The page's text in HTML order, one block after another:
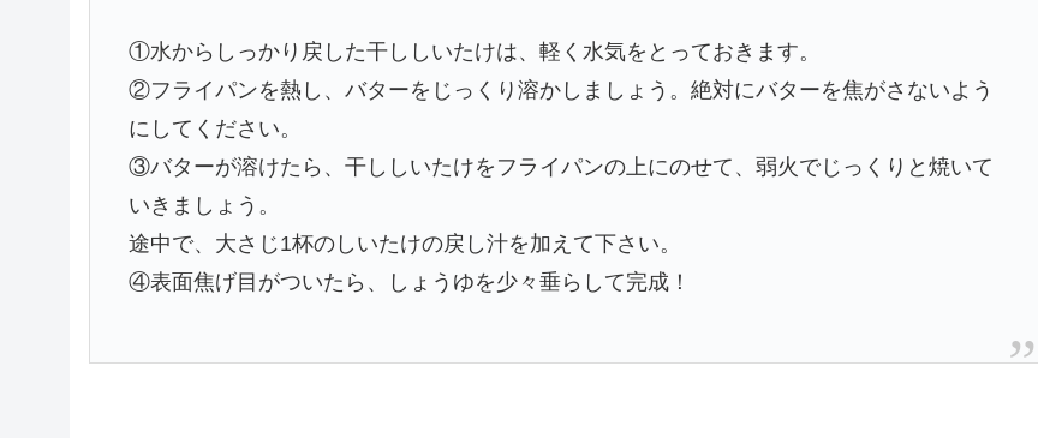
①水からしっかり戻した干ししいたけは、軽く水気をとっておきます。
②フライパンを熱し、バターをじっくり溶かしましょう。絶対にバターを焦がさないよう
にしてください。
③バターが溶けたら、干ししいたけをフライパンの上にのせて、弱火でじっくりと焼いて
いきましょう。
途中で、大さじ1杯のしいたけの戻し汁を加えて下さい。
④表面焦げ目がついたら、しょうゆを少々垂らして完成！